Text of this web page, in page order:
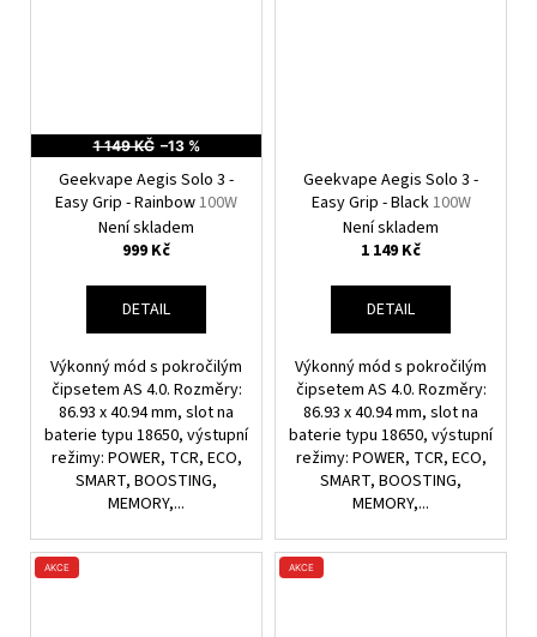
1 149 KČ –13 %
Geekvape Aegis Solo 3 -
Easy Grip - Rainbow100W
Není skladem
999 Kč
DETAIL
Výkonný mód s pokročilým
čipsetem AS 4.0. Rozměry:
86.93 x 40.94 mm, slot na
baterie typu 18650, výstupní
režimy: POWER, TCR, ECO,
SMART, BOOSTING,
MEMORY,...
Geekvape Aegis Solo 3 -
Easy Grip - Black100W
Není skladem
1 149 Kč
DETAIL
Výkonný mód s pokročilým
čipsetem AS 4.0. Rozměry:
86.93 x 40.94 mm, slot na
baterie typu 18650, výstupní
režimy: POWER, TCR, ECO,
SMART, BOOSTING,
MEMORY,...
AKCE AKCE